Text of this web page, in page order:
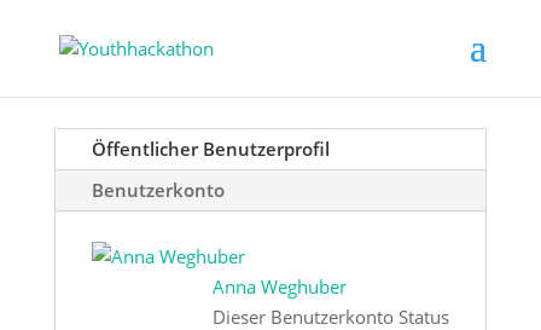
Öffentlicher Benutzerprofil
Benutzerkonto
Anna Weghuber
Dieser Benutzerkonto Status